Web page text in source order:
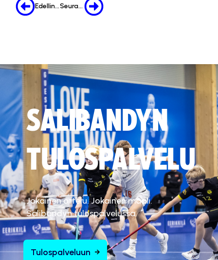
Edellinen Seuraava
SALIBANDYN
TULOSPALVELU
Jokainen ottelu. Jokainen maali.
Salibandyn tulospalvelussa.
Tulospalveluun